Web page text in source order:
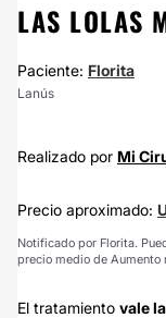
LAS LOLAS
Paciente: Florita
Lanús
Realizado por Mi
Precio aproximado:
Notificado por Florita.
precio medio de Aumento
El tratamiento vale